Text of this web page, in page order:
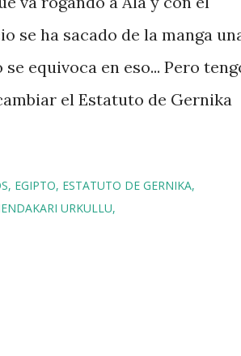
se ha sacado de la manga
equivoca en eso... Pero
el Estatuto de Gernika
EGIPTO ESTATUTO DE GERNIKA
URKULLU